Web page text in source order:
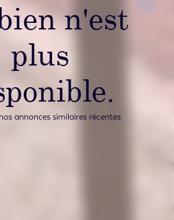
n'est
plus
annonces similaires récentes